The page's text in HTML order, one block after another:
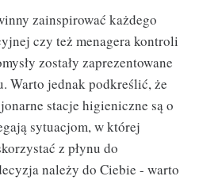
zainspirować każdego
czy też menagera kontroli
zostały zaprezentowane
Warto jednak podkreślić, że
stacje higieniczne są o
sytuacjom, w której
z płynu do
należy do Ciebie - warto